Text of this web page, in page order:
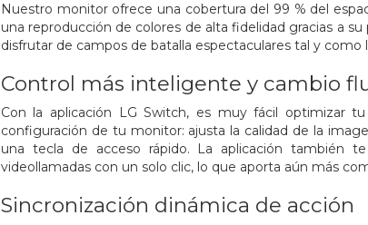
Nuestro monitor ofrece una cobertura del 99 % del
una reproducción de colores de alta fidelidad gracias a
disfrutar de campos de batalla espectaculares tal y como
Control más inteligente y cambio
Con la aplicación LG Switch, es muy fácil optimizar
configuración de tu monitor: ajusta la calidad de la
una tecla de acceso rápido. La aplicación también
videollamadas con un solo clic, lo que aporta aún más
Sincronización dinámica de acción